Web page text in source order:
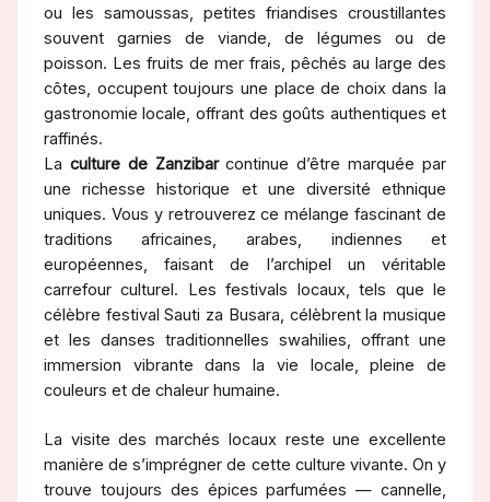
ou les samoussas, petites friandises croustillantes
souvent garnies de viande, de légumes ou de
poisson. Les fruits de mer frais, pêchés au large des
côtes, occupent toujours une place de choix dans la
gastronomie locale, offrant des goûts authentiques et
raffinés.
La culture de Zanzibarcontinue d’être marquée par
une richesse historique et une diversité ethnique
uniques. Vous y retrouverez ce mélange fascinant de
traditions africaines, arabes, indiennes et
européennes, faisant de l’archipel un véritable
carrefour culturel. Les festivals locaux, tels que le
célèbre festival Sauti za Busara, célèbrent la musique
et les danses traditionnelles swahilies, offrant une
immersion vibrante dans la vie locale, pleine de
couleurs et de chaleur humaine.
La visite des marchés locaux reste une excellente
manière de s’imprégner de cette culture vivante. On y
trouve toujours des épices parfumées — cannelle,